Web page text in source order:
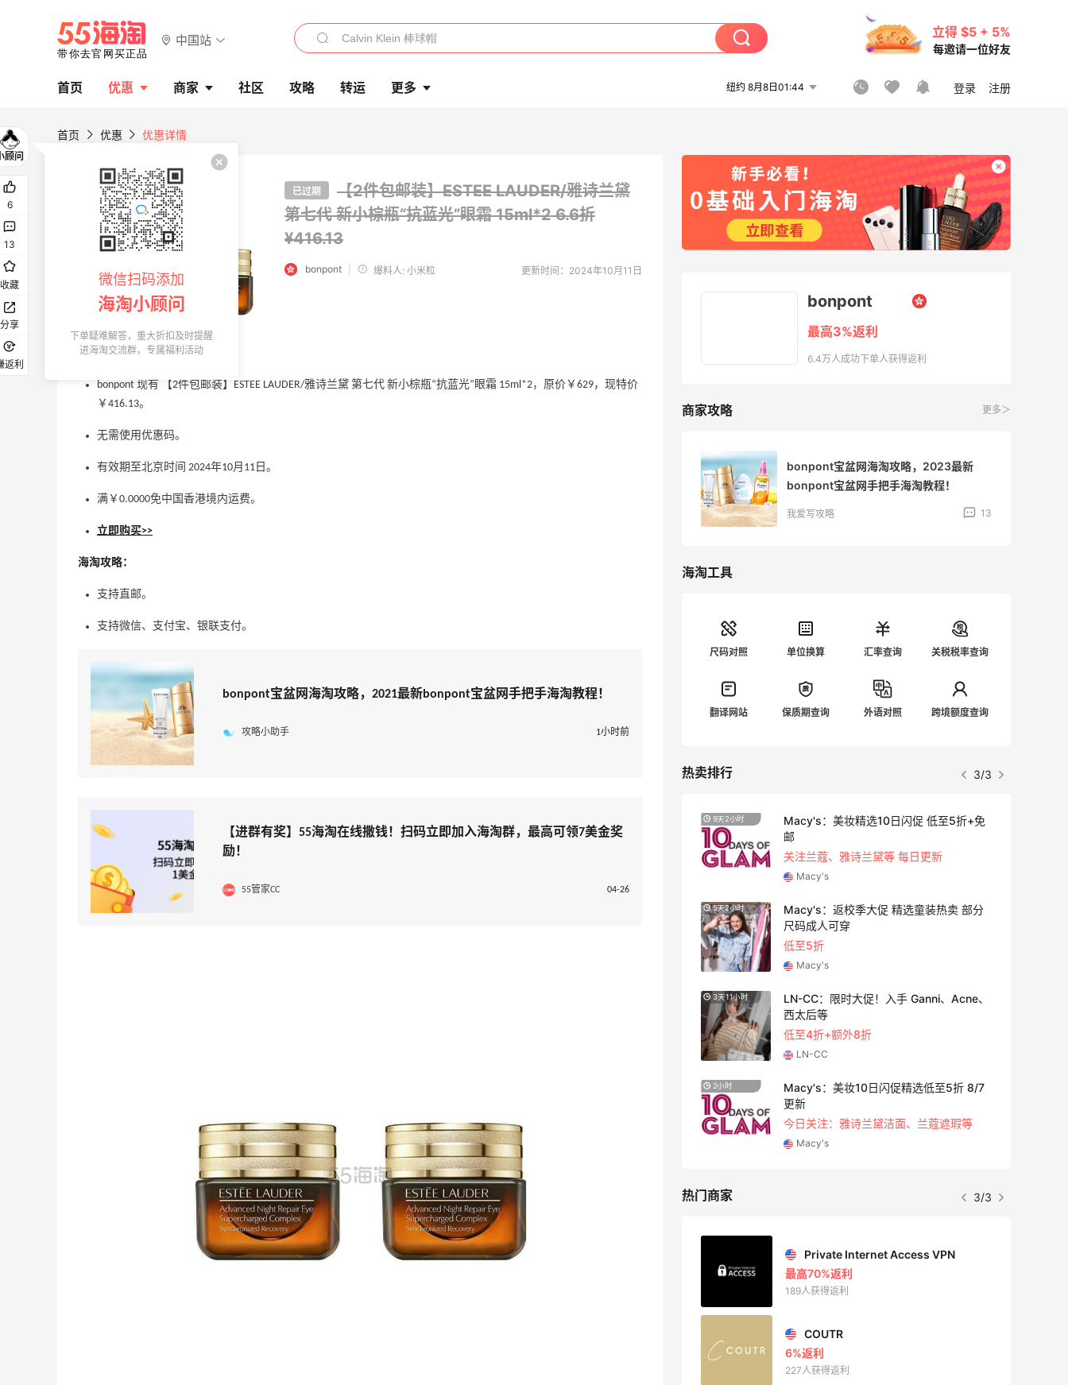
中国站
立得 $5 + 5%
每邀请一位好友
首页 优惠 商家 社区 攻略 转运 更多 纽约 8月8日01:44 登录 注册
首页 优惠 优惠详情
已过期
【2件包邮装】ESTEE LAUDER/雅诗兰黛
第七代 新小棕瓶“抗蓝光”眼霜 15ml*26.6折
¥416.13
bonpont 爆料人: 小米粒 更新时间：2024年10月11日
bonpont 现有 【2件包邮装】ESTEE LAUDER/雅诗兰黛 第七代 新小棕瓶“抗蓝光”眼霜 15ml*2，原价￥629，现特价
￥416.13。
无需使用优惠码。
有效期至北京时间 2024年10月11日。
满￥0.0000免中国香港境内运费。
立即购买>>
海淘攻略：
支持直邮。
支持微信、支付宝、银联支付。
bonpont宝盆网海淘攻略，2021最新bonpont宝盆网手把手海淘教程！
攻略小助手 1小时前
【进群有奖】55海淘在线撒钱！扫码立即加入海淘群，最高可领7美金奖
励！
55管家CC 04-26
bonpont
最高3%返利
6.4万人成功下单人获得返利
商家攻略 更多＞
bonpont宝盆网海淘攻略，2023最新
bonpont宝盆网手把手海淘教程！
我爱写攻略 13
海淘工具
尺码对照 单位换算 汇率查询 关税税率查询
翻译网站 保质期查询 外语对照 跨境额度查询
热卖排行 3/3
遇！满$150立省$50
满赠正装橘子眼霜+精华唇蜜等好礼
Bobbi Brown
Bloomingdales：时尚热卖！入手珑骧、
满$200享8.5折优惠+部分送好礼
Bloomingdales
TOTEME、ZIMMERMAN 等
无门槛7.5折
iHerb
9天2小时
Macy's：美妆精选10日闪促 低至5折+免
邮
关注兰蔻、雅诗兰黛等 每日更新
Macy's
5天2小时
Macy's：返校季大促 精选童装热卖 部分
尺码成人可穿
低至5折
Macy's
3天11小时
LN-CC：限时大促！入手 Ganni、Acne、
西太后等
低至4折+额外8折
LN-CC
2小时
Macy's：美妆10日闪促精选低至5折 8/7
更新
今日关注：雅诗兰黛洁面、兰蔻遮瑕等
Macy's
热门商家 3/3
Mac Duggal
ERGO Baby
Private Internet Access VPN
最高70%返利
189人获得返利
COUTR
6%返利
227人获得返利
6
13
收藏
分享
返利
微信扫码添加
海淘小顾问
下单疑难解答，重大折扣及时提醒
进海淘交流群，专属福利活动